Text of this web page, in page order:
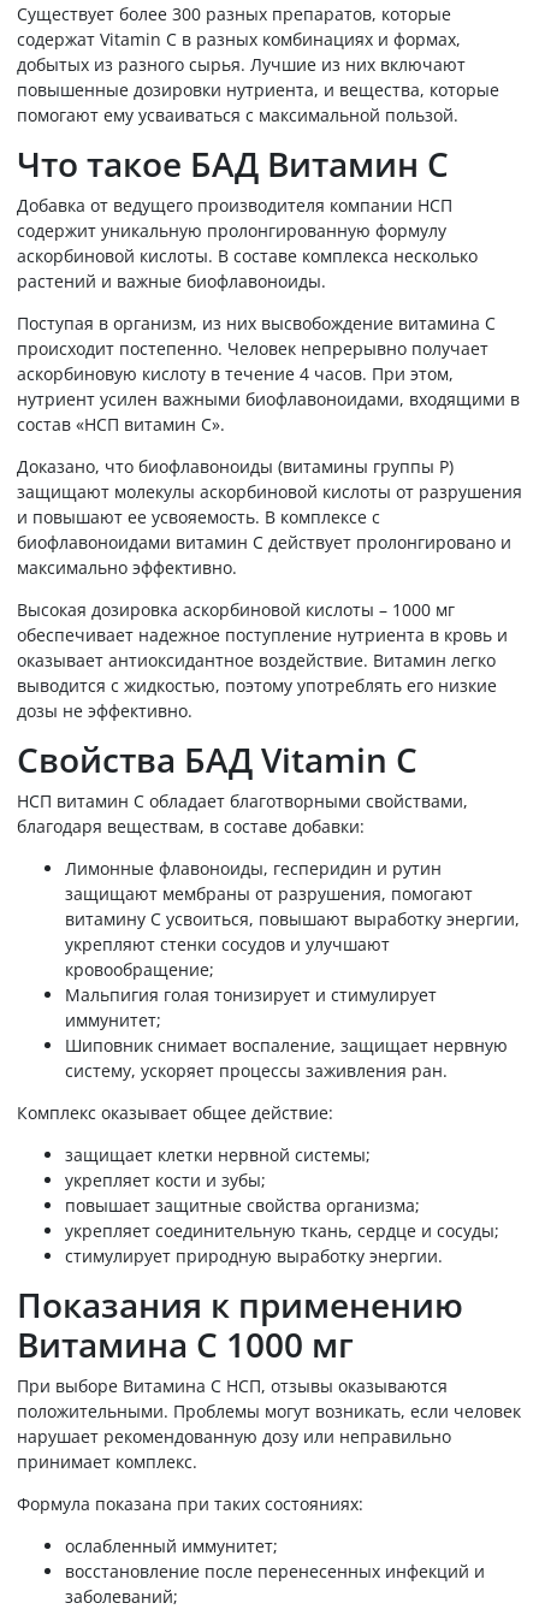
Существует более 300 разных препаратов, которые
содержат Vitamin C в разных комбинациях и формах,
добытых из разного сырья. Лучшие из них включают
повышенные дозировки нутриента, и вещества, которые
помогают ему усваиваться с максимальной пользой.
Что такое БАД Витамин С
Добавка от ведущего производителя компании НСП
содержит уникальную пролонгированную формулу
аскорбиновой кислоты. В составе комплекса несколько
растений и важные биофлавоноиды.
Поступая в организм, из них высвобождение витамина С
происходит постепенно. Человек непрерывно получает
аскорбиновую кислоту в течение 4 часов. При этом,
нутриент усилен важными биофлавоноидами, входящими в
состав «НСП витамин С».
Доказано, что биофлавоноиды (витамины группы Р)
защищают молекулы аскорбиновой кислоты от разрушения
и повышают ее усвояемость. В комплексе с
биофлавоноидами витамин С действует пролонгировано и
максимально эффективно.
Высокая дозировка аскорбиновой кислоты – 1000 мг
обеспечивает надежное поступление нутриента в кровь и
оказывает антиоксидантное воздействие. Витамин легко
выводится с жидкостью, поэтому употреблять его низкие
дозы не эффективно.
Свойства БАД Vitamin C
НСП витамин С обладает благотворными свойствами,
благодаря веществам, в составе добавки:
Лимонные флавоноиды, гесперидин и рутин
защищают мембраны от разрушения, помогают
витамину С усвоиться, повышают выработку энергии,
укрепляют стенки сосудов и улучшают
кровообращение;
Мальпигия голая тонизирует и стимулирует
иммунитет;
Шиповник снимает воспаление, защищает нервную
систему, ускоряет процессы заживления ран.
Комплекс оказывает общее действие:
защищает клетки нервной системы;
укрепляет кости и зубы;
повышает защитные свойства организма;
укрепляет соединительную ткань, сердце и сосуды;
стимулирует природную выработку энергии.
Показания к применению
Витамина С 1000 мг
При выборе Витамина С НСП, отзывы оказываются
положительными. Проблемы могут возникать, если человек
нарушает рекомендованную дозу или неправильно
принимает комплекс.
Формула показана при таких состояниях:
ослабленный иммунитет;
восстановление после перенесенных инфекций и
заболеваний;